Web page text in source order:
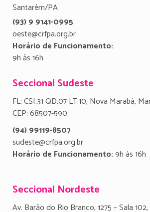
Santarém/PA
(93) 9 9141-0995
oeste@crfpa.org.br
Horário de Funcionamento:
9h às 16h
Seccional Sudeste
FL: CSI.31 QD.07 LT.10, Nova Marabá,
CEP: 68507-590.
(94) 99119-8507
sudeste@crfpa.org.br
Horário de Funcionamento:9h às 16h
Seccional Nordeste
Av. Barão do Rio Branco, 1275 – Sala